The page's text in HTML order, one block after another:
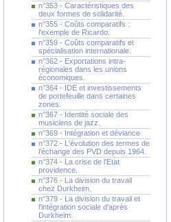
n°353 - Caractéristiques des
deux formes de solidarité.
n°355 - Coûts comparatifs :
l'exemple de Ricardo.
n°359 - Coûts comparatifs et
spécialisation internationale.
n°362 - Exportations intra-
régionales dans les unions
économiques.
n°364 - IDE et investissements
de portefeuille dans certaines
zones.
n°367 - Identité sociale des
musiciens de jazz.
n°369 - Intégration et déviance
n°372 - L'évolution des termes de
l'échange des PVD depuis 1964.
n°374 - La crise de l'Etat
providence.
n°376 - La division du travail
chez Durkheim.
n°379 - La division du travail et
l'intégration sociale d'après
Durkheim.